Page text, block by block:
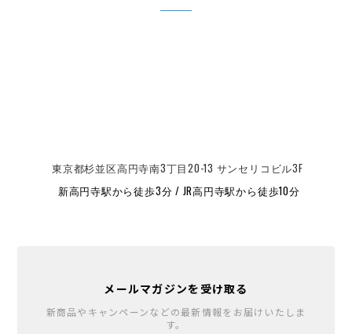
東京都杉並区高円寺南3丁目20-13 サンセリコビル3F
新高円寺駅から徒歩3分 / JR高円寺駅から徒歩10分
メールマガジンを受け取る
新商品やキャンペーンなどの最新情報をお届けいたしま
す。